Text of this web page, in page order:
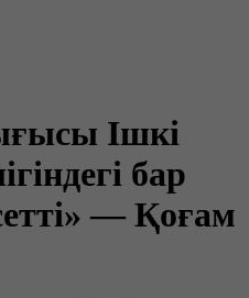
Ішкі
бар
— Қоғам